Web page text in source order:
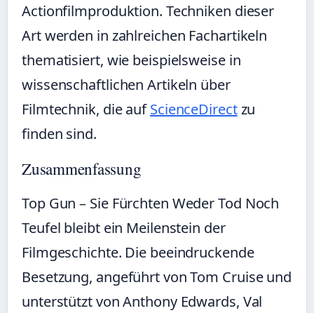
Actionfilmproduktion. Techniken dieser
Art werden in zahlreichen Fachartikeln
thematisiert, wie beispielsweise in
wissenschaftlichen Artikeln über
Filmtechnik, die aufScienceDirectzu
finden sind.
Zusammenfassung
Top Gun – Sie Fürchten Weder Tod Noch
Teufel bleibt ein Meilenstein der
Filmgeschichte. Die beeindruckende
Besetzung, angeführt von Tom Cruise und
unterstützt von Anthony Edwards, Val